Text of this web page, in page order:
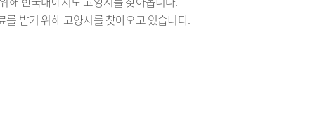
받기 위해 고양시를 찾아오고 있습니다.